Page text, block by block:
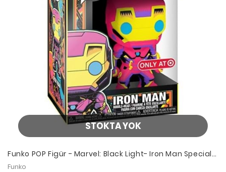
STOKTA YOK
Funko POP Figür - Marvel: Black Light- Iron Man Special
Edition
Funko